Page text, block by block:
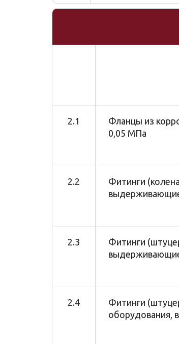
2.1
Фланцы из
0,05 МПа
2.2
Фитинги
2.3
Фитинги
2.4
Фитинги
оборудования,